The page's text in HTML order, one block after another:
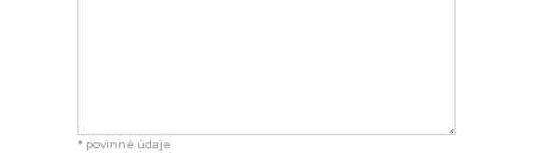
* povinné údaje